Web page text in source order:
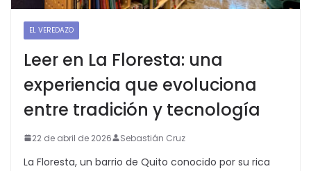
EL VEREDAZO
Leer en La Floresta: una
experiencia que evoluciona
entre tradición y tecnología
22 de abril de 2026 Sebastián Cruz
La Floresta, un barrio de Quito conocido por su rica